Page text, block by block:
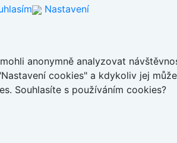
Nastavení
anonymně analyzovat
cookies" a kdykoliv jej
Souhlasíte s používáním cookies?